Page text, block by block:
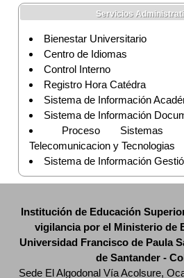
Servicios
Bienestar Universitario
Centro de Idiomas
Control Interno
Registro Hora Catédra
Sistema de Información
Sistema de Información
Proceso Sistemas
Telecomunicacion y Tecnologias
Sistema de Información
Institución de Educación
vigilancia por el Ministerio de
Universidad Francisco de Paula
de Santander -
Sede El Algodonal Vía Acolsure,